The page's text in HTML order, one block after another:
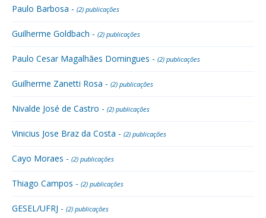
Paulo Barbosa - (2) publicações
Guilherme Goldbach - (2) publicações
Paulo Cesar Magalhães Domingues - (2) publicações
Guilherme Zanetti Rosa - (2) publicações
Nivalde José de Castro - (2) publicações
Vinicius Jose Braz da Costa - (2) publicações
Cayo Moraes - (2) publicações
Thiago Campos - (2) publicações
GESEL/UFRJ - (2) publicações